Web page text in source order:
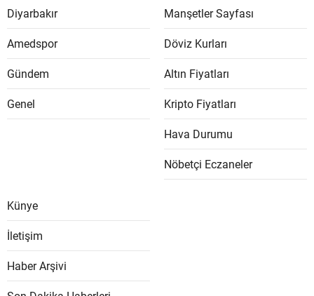
Diyarbakır
Amedspor
Gündem
Genel
Manşetler Sayfası
Döviz Kurları
Altın Fiyatları
Kripto Fiyatları
Hava Durumu
Nöbetçi Eczaneler
Künye
İletişim
Haber Arşivi